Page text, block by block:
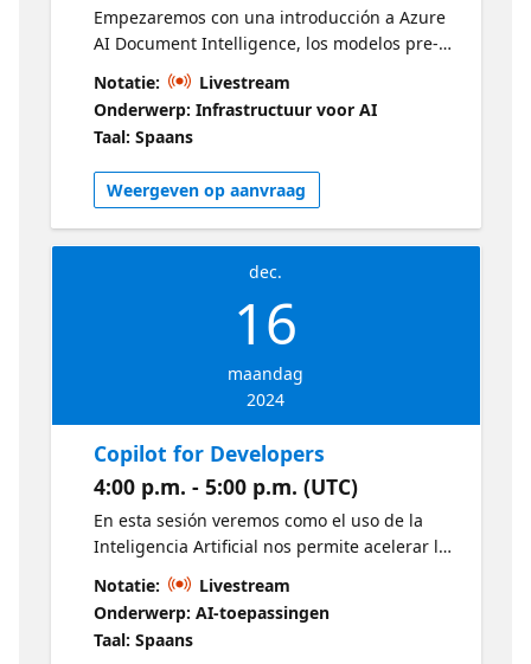
Introdução ao Microsoft Copilot Studio
Empezaremos con una introducción a Azure
AI Document Intelligence, los modelos pre-
compilados y personalizados. Luego
crearemos un modelo personalizado para
extraer los datos del cv y desde un API
creada en .NET consumiremos el modelo
para mostrar la información extraída en una
app web en Angular. Demo: Azure AI
Document Intelligence Azure AI Document
Intelligence Exercises ¿Qué es Documento de
inteligencia de Azure AI Desarrollo de
soluciones con Documento de inteligencia de
Notatie:
Livestream
Onderwerp: Infrastructuur voor AI
Taal: Spaans
Weergeven op aanvraag
dec.
16
maandag
2024
Copilot for Developers
4:00 p.m. - 5:00 p.m. (UTC)
En esta sesión veremos como el uso de la
Inteligencia Artificial nos permite acelerar la
creación y desarrollo de nuestros proyectos
de software, en este caso crearemos una
aplicación web con Blazor, Minimal API
usando GitHub Copilot y Visual Studio, para
Notatie:
Livestream
Onderwerp: AI-toepassingen
Taal: Spaans